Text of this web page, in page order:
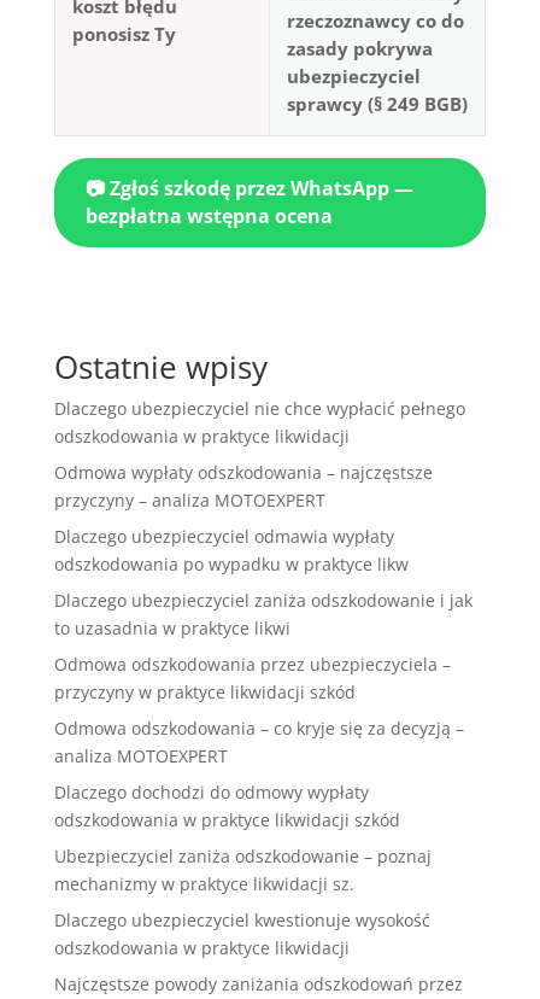
koszt błędu
ponosisz Ty
rzeczoznawcy co do
zasady pokrywa
ubezpieczyciel
sprawcy (§ 249 BGB)
📷 Zgłoś szkodę przez WhatsApp —
bezpłatna wstępna ocena
Ostatnie wpisy
Dlaczego ubezpieczyciel nie chce wypłacić pełnego
odszkodowania w praktyce likwidacji
Odmowa wypłaty odszkodowania – najczęstsze
przyczyny – analiza MOTOEXPERT
Dlaczego ubezpieczyciel odmawia wypłaty
odszkodowania po wypadku w praktyce likw
Dlaczego ubezpieczyciel zaniża odszkodowanie i jak
to uzasadnia w praktyce likwi
Odmowa odszkodowania przez ubezpieczyciela –
przyczyny w praktyce likwidacji szkód
Odmowa odszkodowania – co kryje się za decyzją –
analiza MOTOEXPERT
Dlaczego dochodzi do odmowy wypłaty
odszkodowania w praktyce likwidacji szkód
Ubezpieczyciel zaniża odszkodowanie – poznaj
mechanizmy w praktyce likwidacji sz.
Dlaczego ubezpieczyciel kwestionuje wysokość
odszkodowania w praktyce likwidacji
Najczęstsze powody zaniżania odszkodowań przez